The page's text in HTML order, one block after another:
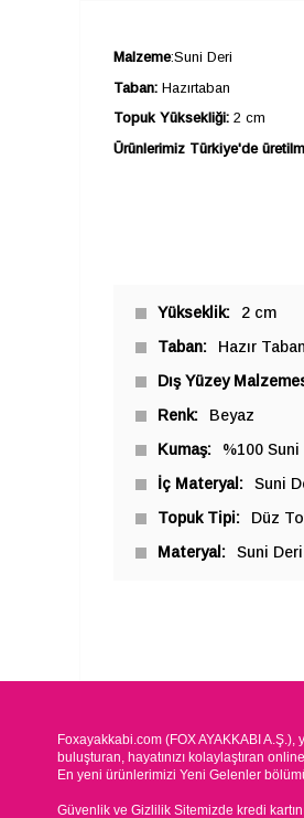
Malzeme:Suni Deri
Taban: Hazırtaban
Topuk Yüksekliği: 2 cm
Ürünlerimiz Türkiye'de
Yükseklik
2 cm
Taban
Hazır Taban
Dış Yüzey
Renk
Beyaz
Kumaş
%100 Suni
İç Materyal
Suni
Topuk Tipi
Düz
Materyal
Suni Deri
Foxayakkabi.com (FOX AYAKKABI
buluşturan, hayatınızı kolaylaştıran
En yeni ürünlerimizi Yeni Gelenler
Güvenlik ve Gizlilik Sitemizde kredi